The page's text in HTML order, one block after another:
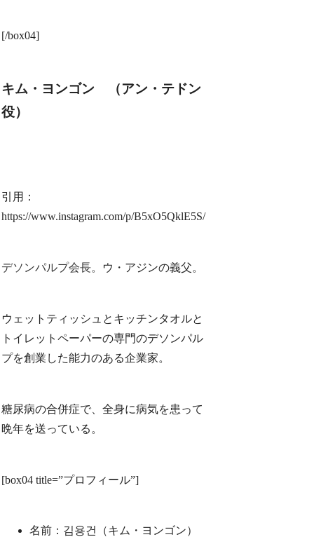
[/box04]
キム・ヨンゴン （アン・テドン
役）
引用：
https://www.instagram.com/p/B5xO5QklE5S/
デソンパルプ会長。 ウ・アジンの義父。
ウェットティッシュとキッチンタオルと
トイレットペーパーの専門のデソンパ​​ル
プを創業した能力のある企業家。
糖尿病の合併症で、全身に病気を患って
晩年を送っている。
[box04 title=”プロフィール”]
名前：김용건（キム・ヨンゴン）